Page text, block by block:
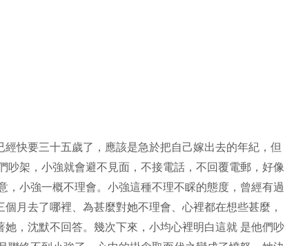
快要三十五歲了，應該是急於把自己嫁出去的年紀，但
架，小強就會避不見面，不接電話，不回覆電郵，好像
小強一概不理會。小強這種不理不睬的態度，曾經有過
月去了哪裡、為甚麼對她不理會、心裡都在想些甚麼，
，沈默不回答。幾次下來，小均心裡明白這就 是他們吵